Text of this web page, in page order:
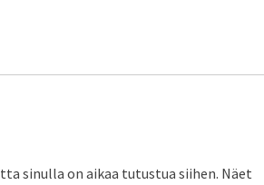
sinulla on aikaa tutustua siihen. Näet